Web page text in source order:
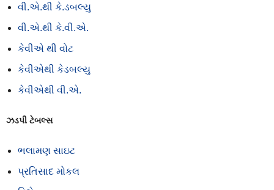
વી.એ.થી કે.ડબલ્યુ
વી.એ.થી કે.વી.એ.
કેવીએ થી વોટ
કેવીએથી કેડબલ્યુ
કેવીએથી વી.એ.
ઝડપી ટેબલ્સ
ભલામણ સાઇટ
પ્રતિસાદ મોકલ